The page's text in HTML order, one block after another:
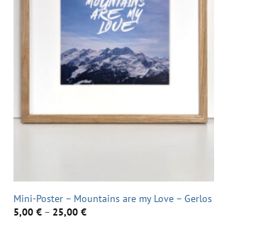
Mini-Poster – Mountains are my Love – Gerlos
5,00 €– 25,00 €